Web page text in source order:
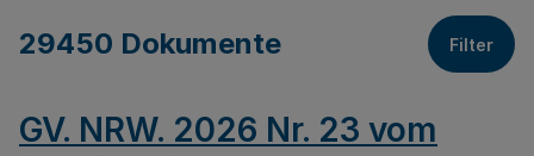
29450 Dokumente Filter
GV. NRW. 2026 Nr. 23 vom